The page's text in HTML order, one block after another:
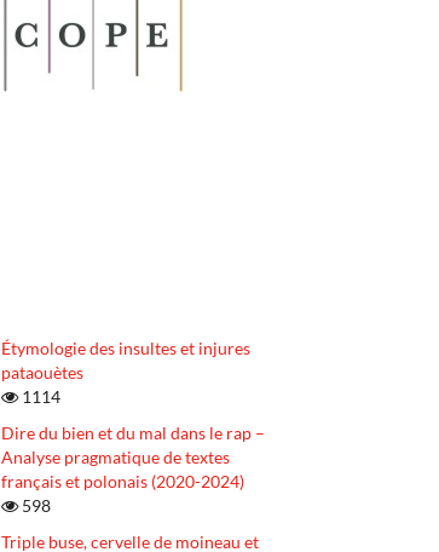
Étymologie des insultes et injures
pataouètes
1114
Dire du bien et du mal dans le rap –
Analyse pragmatique de textes
français et polonais (2020-2024)
598
Triple buse, cervelle de moineau et